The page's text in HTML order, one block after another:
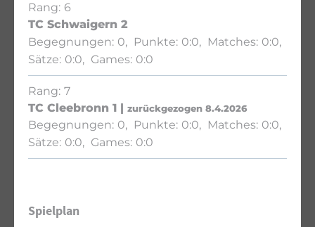
6
TC Schwaigern 2
0
0:0
0:0
0:0
0:0
7
TC Cleebronn 1 | zurückgezogen 8.4.2026
0 0:0
0:0
0:0
0:0
Spielplan